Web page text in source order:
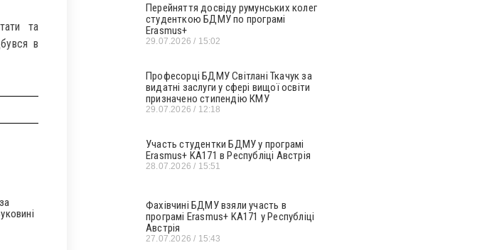
та
в
Перейняття досвіду румунських колег
студенткою БДМУ по програмі
Erasmus+
29.07.2026 15:02
Професорці БДМУ Світлані Ткачук за
видатні заслуги у сфері вищої освіти
призначено стипендію КМУ
29.07.2026 12:18
Участь студентки БДМУ у програмі
Erasmus+ KA171 в Республіці Австрія
28.07.2026 15:51
Фахівчині БДМУ взяли участь в
програмі Erasmus+ KA171 у Республіці
Австрія
27.07.2026 15:43